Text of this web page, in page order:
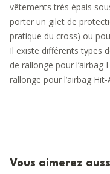
vêtements très épais
porter un gilet de
pratique du cross) ou
Il existe différents types
de rallonge pour l’airbag
rallonge pour l’airbag
Vous aimerez